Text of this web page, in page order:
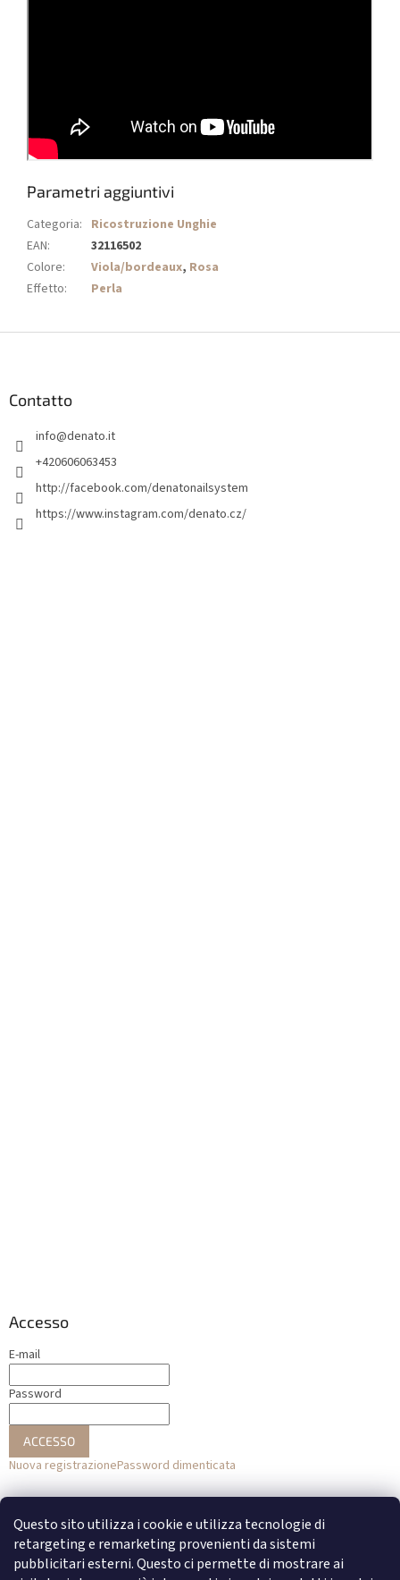
Questo sito utilizza i cookie e utilizza tecnologie di
retargeting e remarketing provenienti da sistemi
pubblicitari esterni. Questo ci permette di mostrare ai
Parametri aggiuntivi
Categoria: Ricostruzione Unghie
EAN:
32116502
Colore: Viola/bordeaux, Rosa
Effetto: Perla
Contatto
info@denato.it
+420606063453
http://facebook.com/denatonailsystem
https://www.instagram.com/denato.cz/
Accesso
E-mail
Password
ACCESSO
Nuova registrazionePassword dimenticata
o
Accesso con Facebook